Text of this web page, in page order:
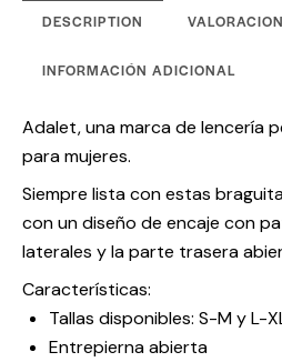
DESCRIPTION
INFORMACIÓN ADICIONAL
Adalet, una marca de lencería
para mujeres.
Siempre lista con estas
con un diseño de encaje con
laterales y la parte trasera
Características:
Tallas disponibles: S-M y L-
Entrepierna abierta